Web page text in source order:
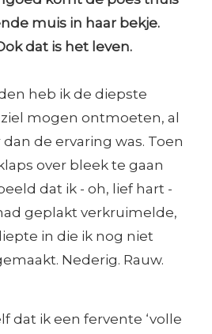
muis in haar bekje.
dat is het leven.
heb ik de diepste
mogen ontmoeten, al
de ervaring was. Toen
over bleek te gaan
dat ik - oh, lief hart -
geplakt verkruimelde,
in die ik nog niet
Nederig. Rauw.
dat ik een fervente ‘volle